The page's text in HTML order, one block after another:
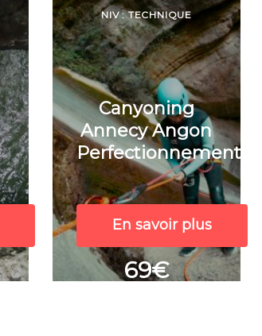
NIV : TECHNIQUE
Canyoning
Annecy Angon
Perfectionnement
En savoir plus
69€